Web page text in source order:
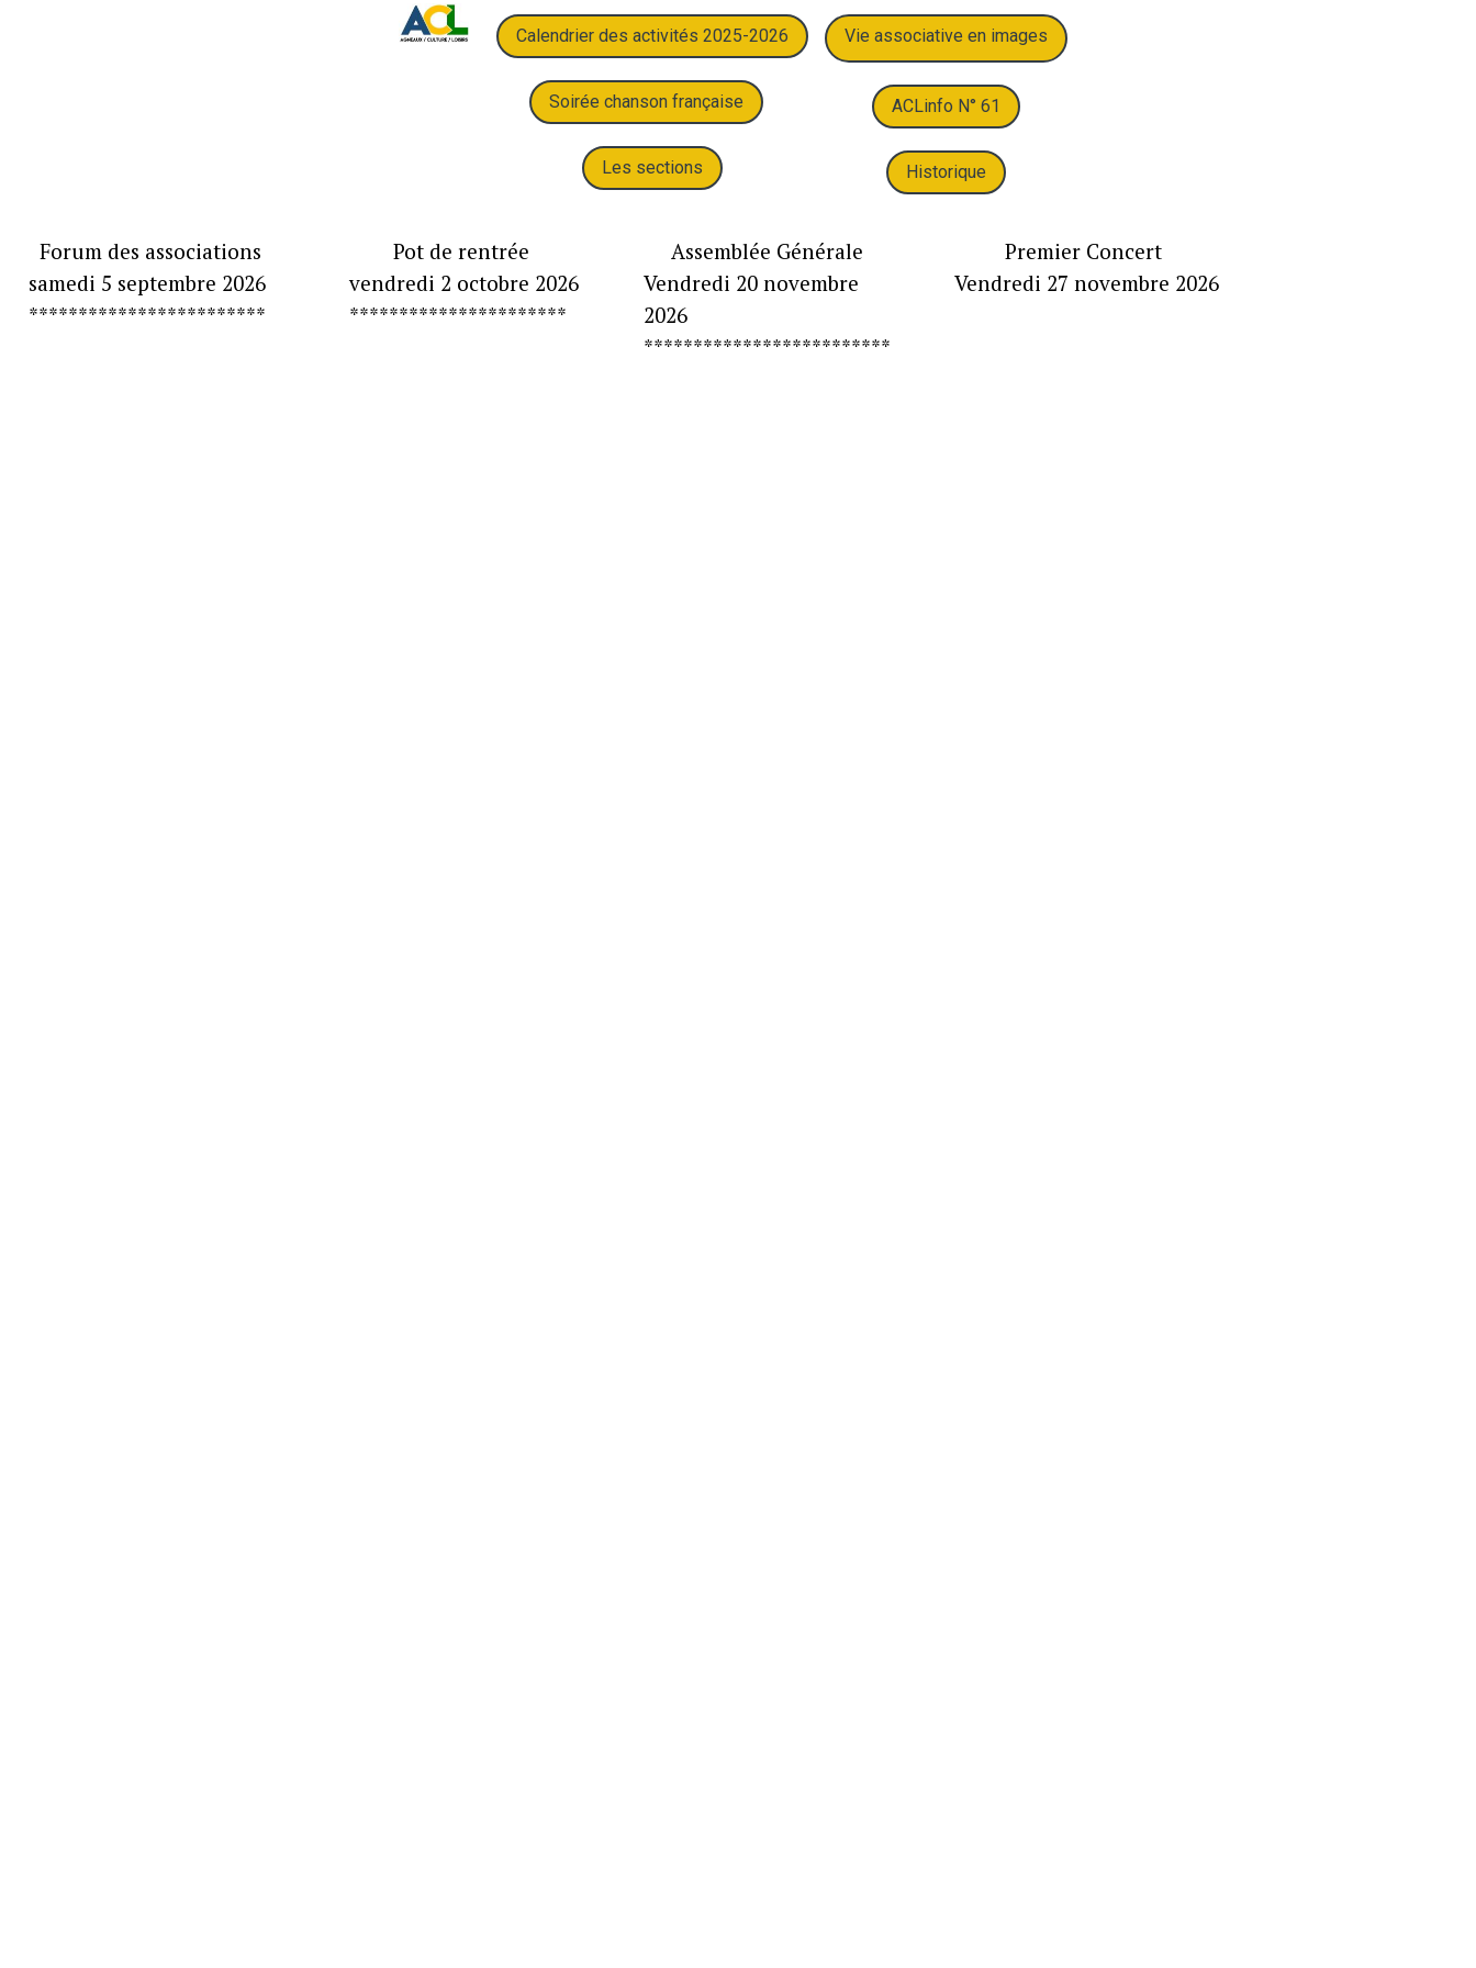
Calendrier des activités 2025-2026
Soirée chanson française
Les sections
Vie associative en images
ACLinfo N° 61
Historique
Forum des associations
samedi 5 septembre 2026
************************
Pot de rentrée
vendredi 2 octobre 2026
**********************
Assemblée Générale
Vendredi 20 novembre
2026
*************************
Premier Concert
Vendredi 27 novembre 2026